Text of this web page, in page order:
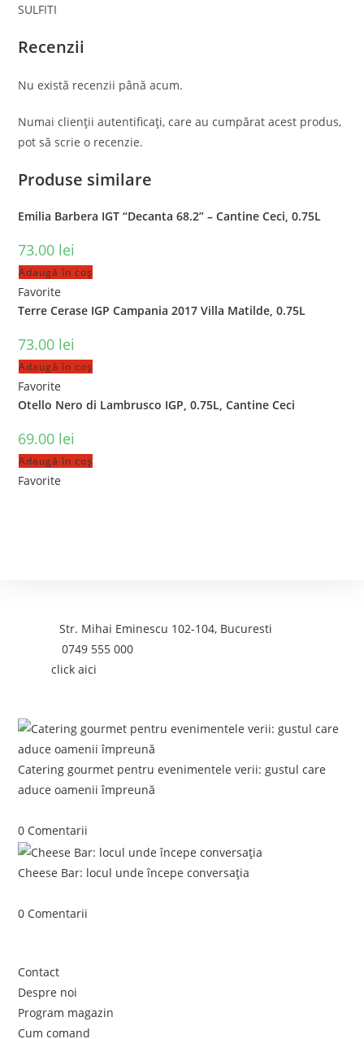
SULFITI
Recenzii
Nu există recenzii până acum.
Numai clienții autentificați, care au cumpărat acest produs,
pot să scrie o recenzie.
Produse similare
Emilia Barbera IGT “Decanta 68.2” – Cantine Ceci, 0.75L
73.00 lei
Adaugă în coș
Favorite
Terre Cerase IGP Campania 2017 Villa Matilde, 0.75L
73.00 lei
Adaugă în coș
Favorite
Otello Nero di Lambrusco IGP, 0.75L, Cantine Ceci
69.00 lei
Adaugă în coș
Favorite
Adresa:Str. Mihai Eminescu 102-104, Bucuresti
Telefon:0749 555 000
Email:click aici
Catering gourmet pentru evenimentele verii: gustul care
aduce oamenii împreună
0 Comentarii
Cheese Bar: locul unde începe conversația
0 Comentarii
Contact
Despre noi
Program magazin
Cum comand